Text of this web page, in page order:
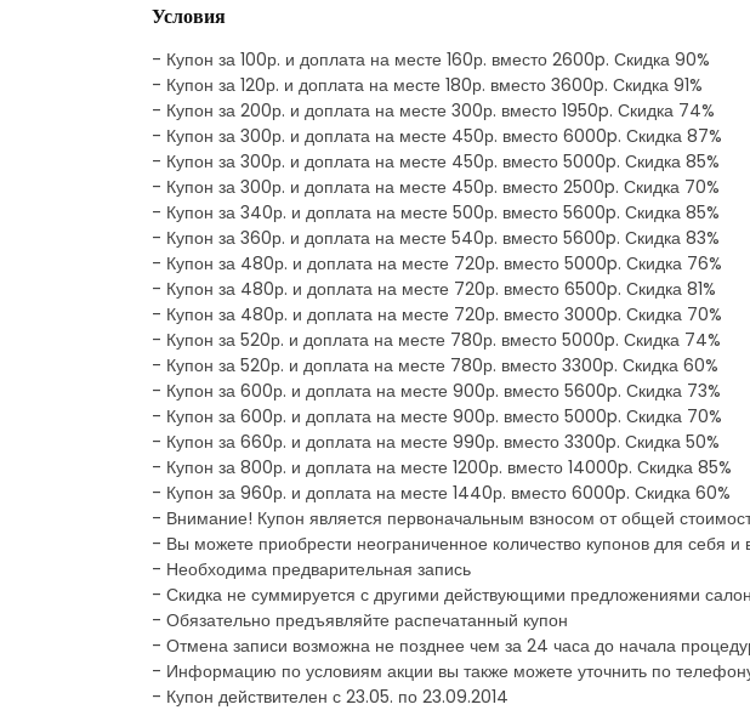
Условия
- Купон за 100р. и доплата на месте 160р. вместо 2600p. Скидка 90%
- Купон за 120р. и доплата на месте 180р. вместо 3600p. Скидка 91%
- Купон за 200р. и доплата на месте 300р. вместо 1950p. Скидка 74%
- Купон за 300р. и доплата на месте 450р. вместо 6000p. Скидка 87%
- Купон за 300р. и доплата на месте 450р. вместо 5000p. Скидка 85%
- Купон за 300р. и доплата на месте 450р. вместо 2500p. Скидка 70%
- Купон за 340р. и доплата на месте 500р. вместо 5600p. Скидка 85%
- Купон за 360р. и доплата на месте 540р. вместо 5600p. Скидка 83%
- Купон за 480р. и доплата на месте 720р. вместо 5000p. Скидка 76%
- Купон за 480р. и доплата на месте 720р. вместо 6500p. Скидка 81%
- Купон за 480р. и доплата на месте 720р. вместо 3000p. Скидка 70%
- Купон за 520р. и доплата на месте 780р. вместо 5000p. Скидка 74%
- Купон за 520р. и доплата на месте 780р. вместо 3300p. Скидка 60%
- Купон за 600р. и доплата на месте 900р. вместо 5600p. Скидка 73%
- Купон за 600р. и доплата на месте 900р. вместо 5000p. Скидка 70%
- Купон за 660р. и доплата на месте 990р. вместо 3300p. Скидка 50%
- Купон за 800р. и доплата на месте 1200р. вместо 14000p. Скидка 85%
- Купон за 960р. и доплата на месте 1440р. вместо 6000p. Скидка 60%
- Внимание! Купон является первоначальным взносом от общей
- Вы можете приобрести неограниченное количество купонов для себя и
- Необходима предварительная запись
- Скидка не суммируется с другими действующими предложениями
- Обязательно предъявляйте распечатанный купон
- Отмена записи возможна не позднее чем за 24 часа до начала
- Информацию по условиям акции вы также можете уточнить по
- Купон действителен с 23.05. по 23.09.2014